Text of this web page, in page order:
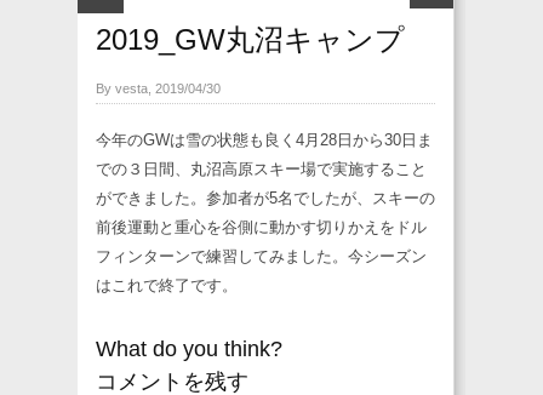
2019_GW丸沼キャンプ
By vesta, 2019/04/30
今年のGWは雪の状態も良く4月28日から30日ま
での３日間、丸沼高原スキー場で実施すること
ができました。参加者が5名でしたが、スキーの
前後運動と重心を谷側に動かす切りかえをドル
フィンターンで練習してみました。今シーズン
はこれで終了です。
What do you think?
コメントを残す